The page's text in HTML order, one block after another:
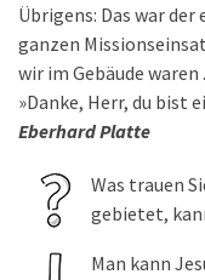
Übrigens: Das war der
ganzen
wir im Gebäude waren
»Danke, Herr, du bist
Eberhard Platte
Was trauen
gebietet,
Man kann